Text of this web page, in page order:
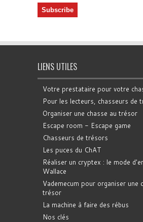
LIENS UTILES
Votre prestataire pour votre
Pour les lecteurs, chasseurs de
Organiser une chasse au trésor
Escape room - Escape game
Chasseurs de trésors
Les puces du ChAT
Réaliser un cryptex : le mode
Wallace
Vademecum pour organiser une
trésor
La machine à faire des rébus
Nos clés